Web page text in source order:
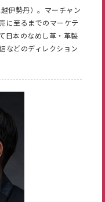
伊勢丹）。マーチャン
に至るまでのマーケテ
日本のなめし革・革製
などのディレクション